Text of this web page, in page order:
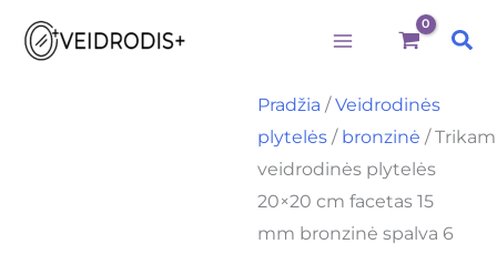
Pereiti
prie
Pradžia /Veidrodinės
plytelės / bronzinė /
veidrodinės plytelės
20×20 cm facetas 15
mm bronzinė spalva 6
Trikampės
plytelės
cm
facetas
mm
bronzinė